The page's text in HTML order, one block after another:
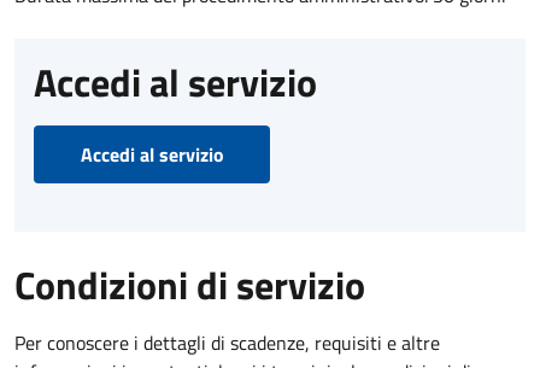
Accedi al servizio
Accedi al servizio
Condizioni di servizio
Per conoscere i dettagli di scadenze, requisiti e altre